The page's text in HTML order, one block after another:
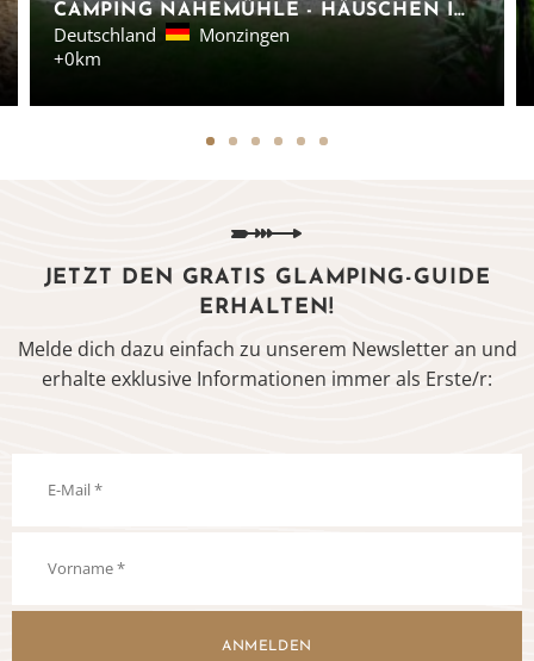
CAMPING NAHEMÜHLE - HÄUSCHEN IM GRÜNEN
Deutschland
Monzingen
+0km
JETZT DEN GRATIS GLAMPING-GUIDE
ERHALTEN!
Melde dich dazu einfach zu unserem Newsletter an und
erhalte exklusive Informationen immer als Erste/r:
ANMELDEN